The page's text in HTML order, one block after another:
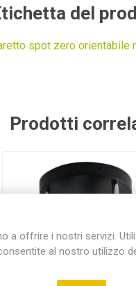
del
spot zero orientabile
Prodotti
a offrire i nostri servizi.
al nostro utilizzo